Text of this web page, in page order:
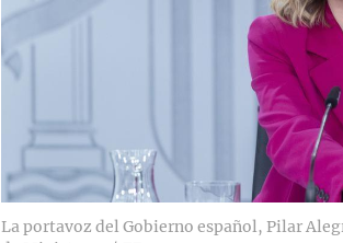
La portavoz del Gobierno español, Pilar